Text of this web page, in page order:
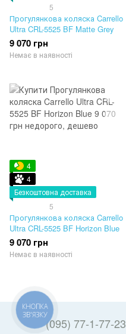
5
Прогулянкова коляска Carrello
Ultra CRL-5525 BF Matte Grey
9 070 грн
Немає в наявності
4
4
Безкоштовна доставка
5
Прогулянкова коляска Carrello
Ultra CRL-5525 BF Horizon Blue
9 070 грн
Немає в наявності
(095) 77-1-77-23
КНОПКА
ЗВ'ЯЗКУ